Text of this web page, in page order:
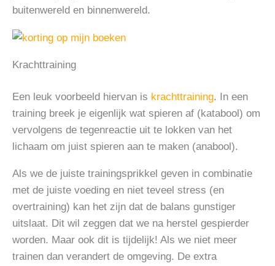
buitenwereld en binnenwereld.
Krachttraining
Een leuk voorbeeld hiervan is krachttraining. In een
training breek je eigenlijk wat spieren af (katabool) om
vervolgens de tegenreactie uit te lokken van het
lichaam om juist spieren aan te maken (anabool).
Als we de juiste trainingsprikkel geven in combinatie
met de juiste voeding en niet teveel stress (en
overtraining) kan het zijn dat de balans gunstiger
uitslaat. Dit wil zeggen dat we na herstel gespierder
worden. Maar ook dit is tijdelijk! Als we niet meer
trainen dan verandert de omgeving. De extra